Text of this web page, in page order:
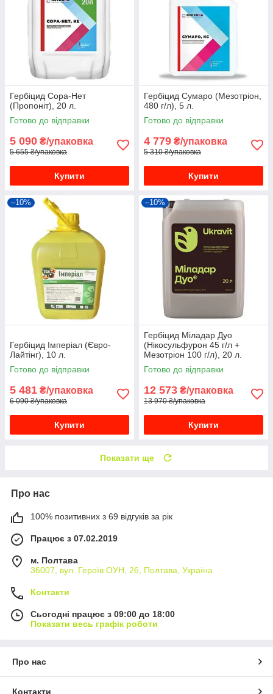
Гербіцид Сора-Нет
(Пропоніт), 20 л.
Готово до відправки
5 090 ₴/упаковка
5 655 ₴/упаковка
Купити
Гербіцид Сумаро (Мезотріон,
480 г/л), 5 л.
Готово до відправки
4 779 ₴/упаковка
5 310 ₴/упаковка
Купити
–10%
Гербіцид Імперіал (Євро-
Лайтінг), 10 л.
Готово до відправки
5 481 ₴/упаковка
6 090 ₴/упаковка
Купити
–10%
Гербіцид Міладар Дуо
(Нікосульфуpoн 45 г/л +
Мезотріон 100 г/л), 20 л.
Готово до відправки
12 573 ₴/упаковка
13 970 ₴/упаковка
Купити
Показати ще
Про нас
100% позитивних з 69 відгуків за рік
Працює з 07.02.2019
м. Полтава
36007, вул. Героїв ОУН, 26, Полтава, Україна
Контакти
Сьогодні працює з 09:00 до 18:00
Показати весь графік роботи
Про нас
Контакти